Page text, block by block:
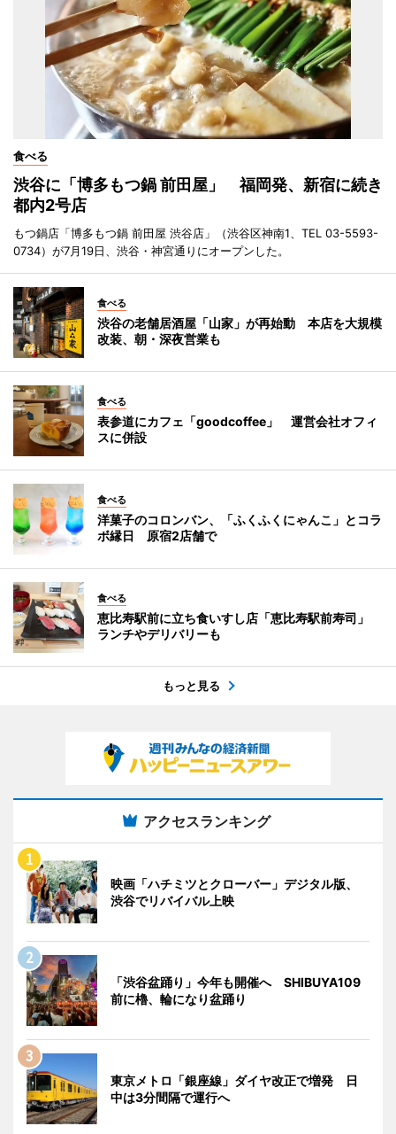
食べる
渋谷に「博多もつ鍋 前田屋」 福岡発、新宿に続き
都内2号店
もつ鍋店「博多もつ鍋 前田屋 渋谷店」（渋谷区神南1、TEL 03-5593-
0734）が7月19日、渋谷・神宮通りにオープンした。
食べる
渋谷の老舗居酒屋「山家」が再始動 本店を大規模
改装、朝・深夜営業も
食べる
表参道にカフェ「goodcoffee」 運営会社オフィ
スに併設
食べる
洋菓子のコロンバン、「ふくふくにゃんこ」とコラ
ボ縁日 原宿2店舗で
食べる
恵比寿駅前に立ち食いすし店「恵比寿駅前寿司」
ランチやデリバリーも
もっと見る
アクセスランキング
映画「ハチミツとクローバー」デジタル版、
渋谷でリバイバル上映
「渋谷盆踊り」今年も開催へ SHIBUYA109
前に櫓、輪になり盆踊り
東京メトロ「銀座線」ダイヤ改正で増発 日
中は3分間隔で運行へ